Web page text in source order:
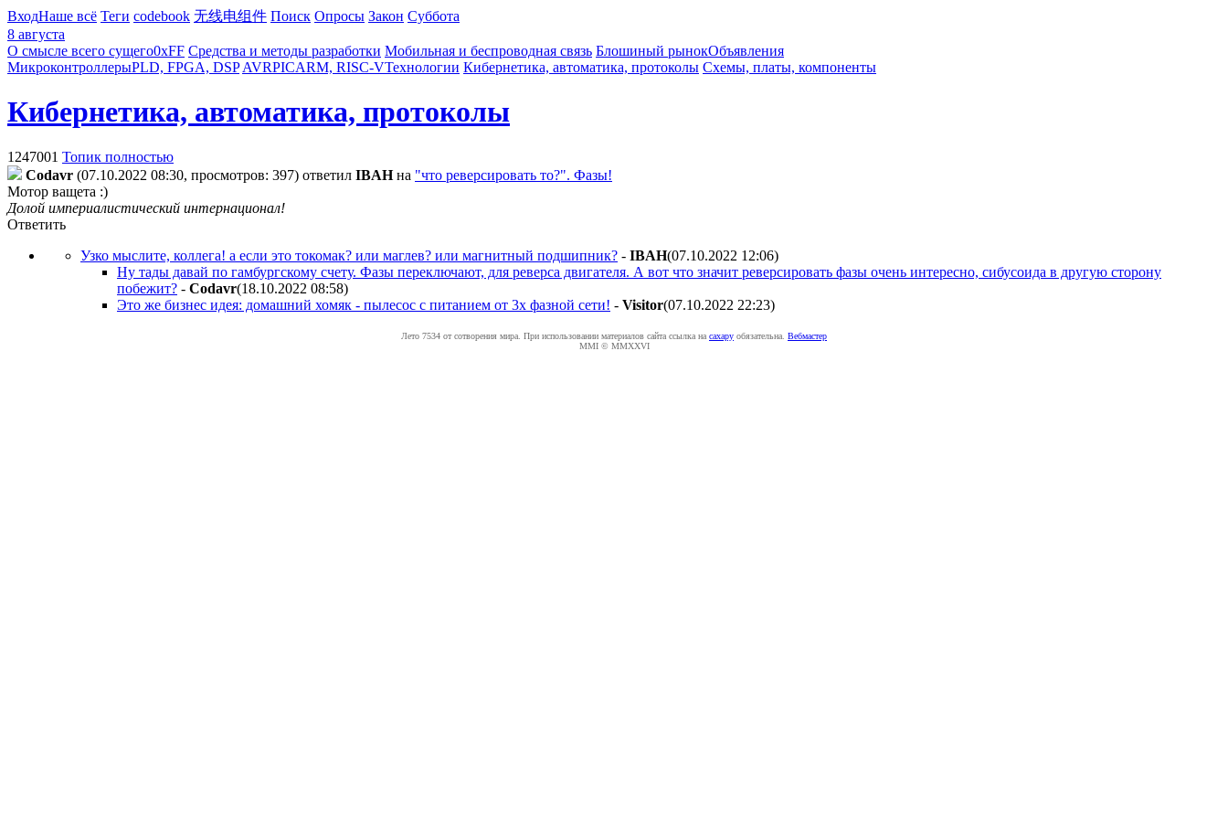
ВходНаше всё Теги codebook 无线电组件 Поиск Опросы Закон Суббота
8 августа
О смысле всего сущего0xFF Средства и методы разработки Мобильная и беспроводная связь Блошиный рынокОбъявления
МикроконтроллерыPLD, FPGA, DSP AVRPICARM, RISC-VТехнологии Кибернетика, автоматика, протоколы Схемы, платы, компоненты
Кибернетика, автоматика, протоколы
1247001 Топик полностью
Codavr (07.10.2022 08:30, просмотров: 397) ответил IBAHна "что реверсировать то?". Фазы!
Мотор ващета :)
Долой империалистический интернационал!
Ответить
Узко мыслите, коллега! а если это токомак? или маглев? или магнитный подшипник? - IBAH(07.10.2022 12:06)
Ну тады давай по гамбургскому счету. Фазы переключают, для реверса двигателя. А вот что значит реверсировать фазы очень интересно, сибусоида в другую сторону
побежит? - Codavr(18.10.2022 08:58)
Это же бизнес идея: домашний хомяк - пылесос с питанием от 3х фазной сети! - Visitor(07.10.2022 22:23)
Лето 7534 от сотворения мира. При использовании материалов сайта ссылка на caxapу обязательна. Вебмастер
MMI © MMXXVI